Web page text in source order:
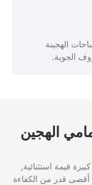
الهجينة
الجوية.
الهجين
قيمة استثنائية,
أقصى قدر من الكفاءة